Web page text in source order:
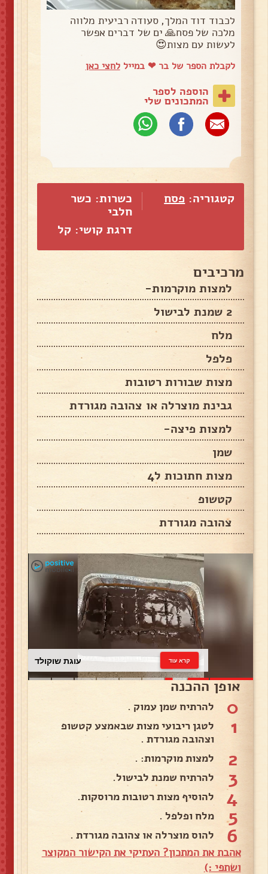
לכבוד דוד המלך, סעודה רביעית מלווה
מלכה של פסח🙏 ים של דברים אפשר
לעשות עם מצות😍
לקבלת הספר של בר ❤ במייללחצי כאן
הוספה לספר
המתכונים שלי
קטגוריה: פסח
כשרות: כשר
חלבי
דרגת קושי: קל
מרכיבים
למצות מוקרמות-
2 שמנת לבישול
מלח
פלפל
מצות שבורות רטובות
גבינת מוצרלה או צהובה מגורדת
למצות פיצה-
שמן
מצות חתוכות ל4
קטשופ
צהובה מגורדת
עוגת שוקולד קרא עוד
אופן ההכנה
0 להרתיח שמן עמוק .
1
לטגן ריבועי מצות שבאמצע קטשופ
וצהובה מגורדת .
2 למצות מוקרמות: .
3 להרתיח שמנת לבישול.
4 להוסיף מצות רטובות מרוסקות.
5 מלח ופלפל .
6
להוס מוצרלה או צהובה מגורדת .
אהבת את המתכון? העתיקי את הקישור המקוצר
ושתפי :)